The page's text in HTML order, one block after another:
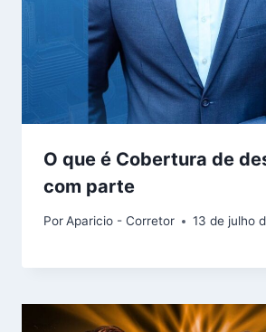
O que é Cobertura de
com parte
PorAparicio - Corretor 13 de julho